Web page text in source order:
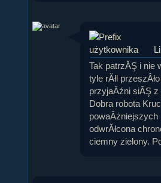
Tak patrzĂŞ i nie
tyle rĂłl
przyjaÂźni siĂŞ z
Dobra robota
powaÂżniejszych
odwrĂłcona
ciemny zielony.